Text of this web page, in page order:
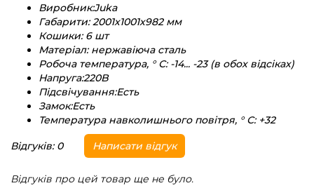
Виробник:Juka
Габарити:2001х1001х982 мм
Кошики:6 шт
Матеріал: нержавіюча сталь
Робоча температура, ° С: -14... -23 (в обох відсіках)
Напруга:220B
Підсвічування:Есть
Замок:Есть
Температура навколишнього повітря, ° С:+32
Відгуків: 0 Написати відгук
Відгуків про цей товар ще не було.